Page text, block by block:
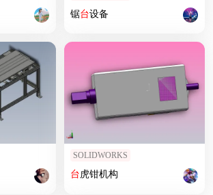
锯台设备
SOLIDWORKS
台虎钳机构